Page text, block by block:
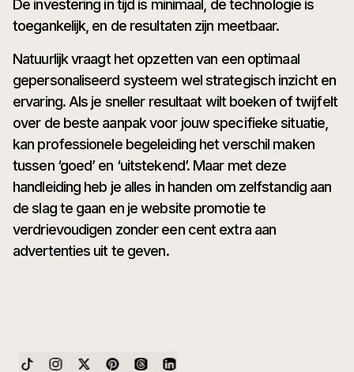
De investering in tijd is minimaal, de technologie is
toegankelijk, en de resultaten zijn meetbaar.
Natuurlijk vraagt het opzetten van een optimaal
gepersonaliseerd systeem wel strategisch inzicht en
ervaring. Als je sneller resultaat wilt boeken of twijfelt
over de beste aanpak voor jouw specifieke situatie,
kan professionele begeleiding het verschil maken
tussen ‘goed’ en ‘uitstekend’. Maar met deze
handleiding heb je alles in handen om zelfstandig aan
de slag te gaan en je website promotie te
verdrievoudigen zonder een cent extra aan
advertenties uit te geven.